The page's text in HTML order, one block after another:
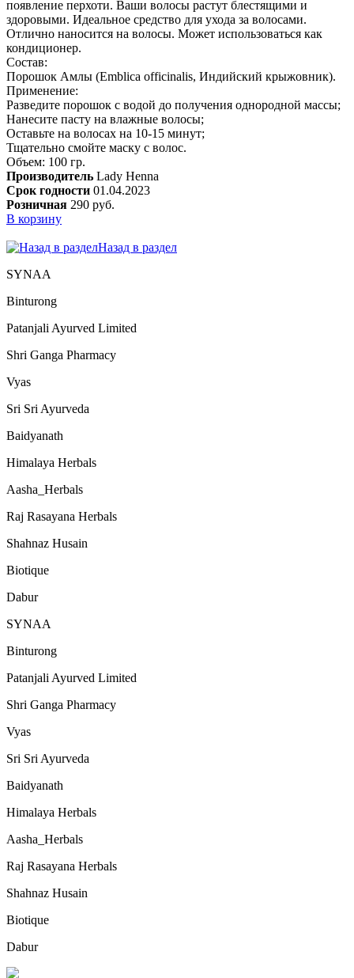
появление перхоти. Ваши волосы растут блестящими и
здоровыми. Идеальное средство для ухода за волосами.
Отлично наносится на волосы. Может использоваться как
кондиционер.
Состав:
Порошок Амлы (Emblica officinalis, Индийский крыжовник).
Применение:
Разведите порошок с водой до получения однородной массы;
Нанесите пасту на влажные волосы;
Оставьте на волосах на 10-15 минут;
Тщательно смойте маску с волос.
Объем: 100 гр.
Производитель Lady Henna
Срок годности 01.04.2023
Розничная 290 руб.
В корзину
Назад в раздел
SYNAA
Binturong
Patanjali Ayurved Limited
Shri Ganga Pharmacy
Vyas
Sri Sri Ayurveda
Baidyanath
Himalaya Herbals
Aasha_Herbals
Raj Rasayana Herbals
Shahnaz Husain
Biotique
Dabur
SYNAA
Binturong
Patanjali Ayurved Limited
Shri Ganga Pharmacy
Vyas
Sri Sri Ayurveda
Baidyanath
Himalaya Herbals
Aasha_Herbals
Raj Rasayana Herbals
Shahnaz Husain
Biotique
Dabur